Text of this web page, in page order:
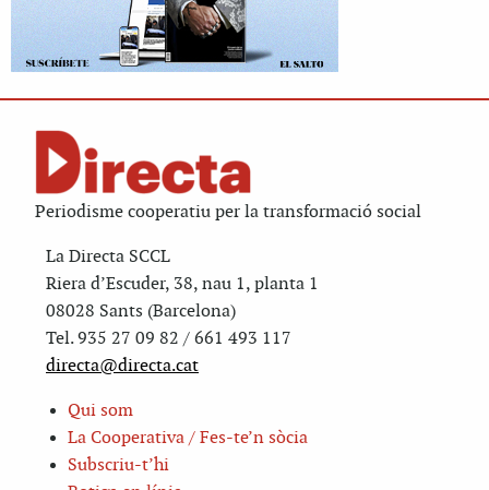
Periodisme cooperatiu per la transformació social
La Directa SCCL
Riera d’Escuder, 38, nau 1, planta 1
08028 Sants (Barcelona)
Tel. 935 27 09 82 / 661 493 117
directa@directa.cat
Qui som
La Cooperativa / Fes-te’n sòcia
Subscriu-t’hi